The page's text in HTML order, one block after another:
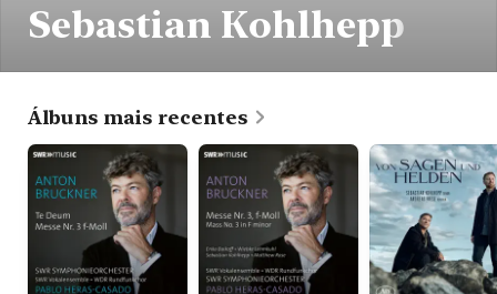
Sebastian Kohlhepp
Álbuns mais recentes